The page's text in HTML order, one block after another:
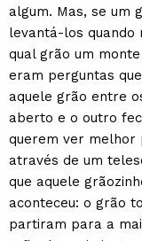
algum. Mas, se um
levantá-los quando
qual grão um
eram perguntas
aquele grão entre
aberto e o outro
querem ver melhor
através de um
que aquele
aconteceu: o grão
partiram para a